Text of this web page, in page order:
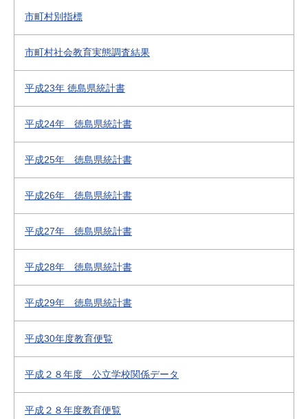
市町村別指標
市町村社会教育実態調査結果
平成23年 徳島県統計書
平成24年 徳島県統計書
平成25年 徳島県統計書
平成26年 徳島県統計書
平成27年 徳島県統計書
平成28年 徳島県統計書
平成29年 徳島県統計書
平成30年度教育便覧
平成２８年度 公立学校関係データ
平成２８年度教育便覧